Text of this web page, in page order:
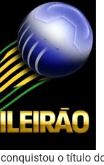
conquistou o título